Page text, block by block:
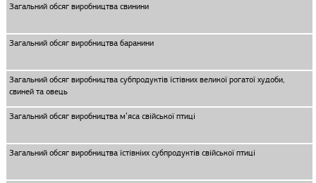
Загальний обсяг виробництва свинини
Загальний обсяг виробництва баранини
Загальний обсяг виробництва субпродуктів їстівних великої рогатої худоби,
свиней та овець
Загальний обсяг виробництва м’яса свiйської птицi
Загальний обсяг виробництва їстівніих субпродуктів свiйської птицi